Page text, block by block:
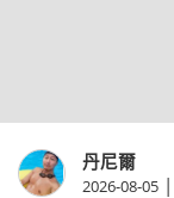
丹尼爾
2026-08-05 |